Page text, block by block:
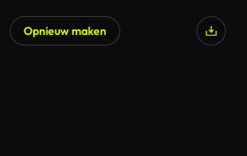
Opnieuw maken